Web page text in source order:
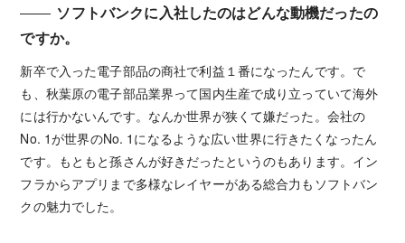
ソフトバンクに入社したのはどんな動機だったの
ですか。
新卒で入った電子部品の商社で利益１番になったんです。で
も、秋葉原の電子部品業界って国内生産で成り立っていて海外
には行かないんです。なんか世界が狭くて嫌だった。会社の
No. 1が世界のNo. 1になるような広い世界に行きたくなったん
です。もともと孫さんが好きだったというのもあります。イン
フラからアプリまで多様なレイヤーがある総合力もソフトバン
クの魅力でした。